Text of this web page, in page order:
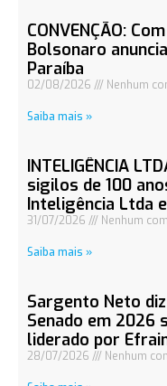
CONVENÇÃO:
Bolsonaro
Paraíba
02/08/2026 Nenhum
Saiba mais »
INTELIGÊNCIA
sigilos de 100
Inteligência Ltda
31/07/2026 Nenhum
Saiba mais »
Sargento Neto
Senado em 2026
liderado por
28/07/2026 Nenhum